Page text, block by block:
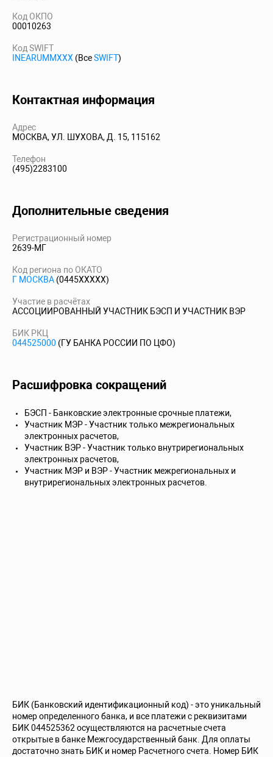
Код ОКПО
00010263
Код SWIFT
INEARUMMXXX (ВсеSWIFT)
Контактная информация
Адрес
МОСКВА, УЛ. ШУХОВА, Д. 15, 115162
Телефон
(495)2283100
Дополнительные сведения
Регистрационный номер
2639-МГ
Код региона по ОКАТО
Г МОСКВА (0445XXXXX)
Участие в расчётах
АССОЦИИРОВАННЫЙ УЧАСТНИК БЭСП И УЧАСТНИК ВЭР
БИК РКЦ
044525000 (ГУ БАНКА РОССИИ ПО ЦФО)
Расшифровка сокращений
БЭСП - Банковские электронные срочные платежи,
Участник МЭР - Участник только межрегиональных
электронных расчетов,
Участник ВЭР - Участник только внутрирегиональных
электронных расчетов,
Участник МЭР и ВЭР - Участник межрегиональных и
внутрирегиональных электронных расчетов.
БИК (Банковский идентификационный код) - это уникальный
номер определенного банка, и все платежи с реквизитами
БИК 044525362 осуществляются на расчетные счета
открытые в банке Межгосударственный банк. Для оплаты
достаточно знать БИК и номер Расчетного счета. Номер БИК